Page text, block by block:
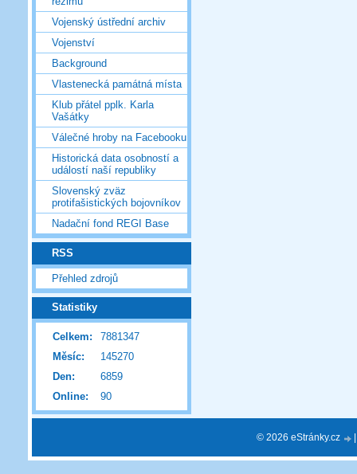
Vojenský ústřední archiv
Vojenství
Background
Vlastenecká památná místa
Klub přátel pplk. Karla
Vašátky
Válečné hroby na Facebooku
Historická data osobností a
událostí naší republiky
Slovenský zväz
protifašistických bojovníkov
Nadační fond REGI Base
RSS
Přehled zdrojů
Statistiky
Online: 90
Celkem:
7881347
Měsíc:
145270
Den:
6859
© 2026 eStránky.cz